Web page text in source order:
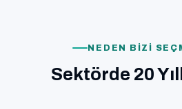
NEDEN BIZI
Sektörde 20